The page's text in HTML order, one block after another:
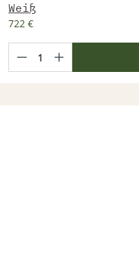
Weiß
722 €